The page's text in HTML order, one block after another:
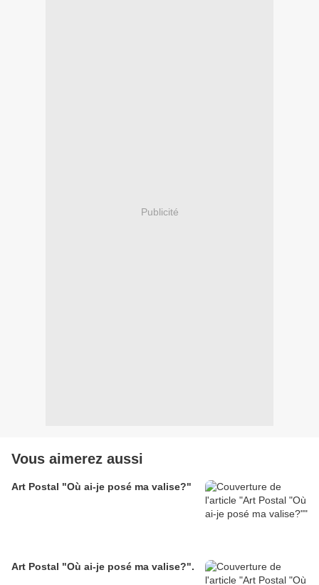
Publicité
Vous aimerez aussi
Art Postal "Où ai-je posé ma valise?"
Art Postal "Où ai-je posé ma valise?".